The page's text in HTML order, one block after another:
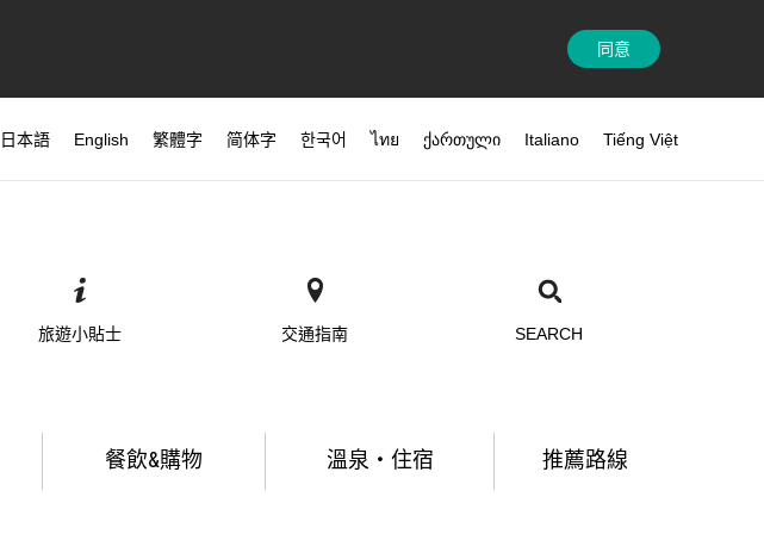
同意
日本語 English 繁體字 简体字 한국어 ไทย ქართული Italiano Tiếng Việt
旅遊小貼士 交通指南 SEARCH
餐飲&購物 溫泉・住宿 推薦路線